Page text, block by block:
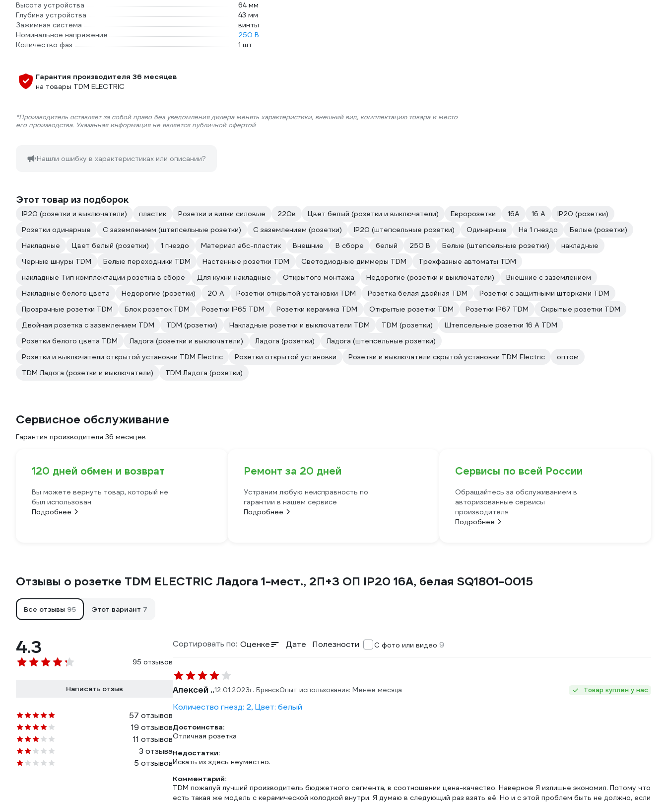
Высота устройства
64 мм
Глубина устройства
43 мм
Зажимная система
винты
Номинальное напряжение
250 В
Количество фаз
1 шт
Гарантия производителя 36 месяцев
на товары TDM ELECTRIC
*Производитель оставляет за собой право без уведомления дилера менять характеристики, внешний вид, комплектацию товара и место
его производства. Указанная информация не является публичной офертой
Нашли ошибку в характеристиках или описании?
Этот товар из подборок
IP20 (розетки и выключатели) пластик Розетки и вилки силовые 220в Цвет белый (розетки и выключатели) Евророзетки 16А 16 А
IP20 (розетки)
Розетки одинарные
С заземлением (штепсельные розетки) С заземлением (розетки) IP20 (штепсельные розетки) Одинарные На 1 гнездо
Белые (розетки)
Накладные
Цвет белый (розетки) 1 гнездо Материал абс-пластик Внешние В сборе белый 250 В Белые (штепсельные розетки)
накладные
Черные шнуры TDM
Белые переходники TDM Настенные розетки TDM Светодиодные диммеры TDM
Трехфазные автоматы TDM
накладные Тип комплектации розетка в сборе
Для кухни накладные Открытого монтажа Недорогие (розетки и выключатели)
Внешние с заземлением
Накладные белого цвета
Недорогие (розетки) 20 А Розетки открытой установки TDM Розетка белая двойная TDM
Розетки с защитными шторками TDM
Прозрачные розетки TDM
Блок розеток TDM Розетки IP65 TDM Розетки керамика TDM Открытые розетки TDM Розетки IP67 TDM
Скрытые розетки TDM
Двойная розетка с заземлением TDM
TDM (розетки) Накладные розетки и выключатели TDM TDM (розетки)
Штепсельные розетки 16 А TDM
Розетки белого цвета TDM
Ладога (розетки и выключатели) Ладога (розетки)
Ладога (штепсельные розетки)
Розетки и выключатели открытой установки TDM Electric
Розетки открытой установки Розетки и выключатели скрытой установки TDM Electric
оптом
TDM Ладога (розетки и выключатели)
TDM Ладога (розетки)
Сервисное обслуживание
Гарантия производителя 36 месяцев
120 дней обмен и возврат
Вы можете вернуть товар, который не
был использован
Подробнее
Ремонт за 20 дней
Устраним любую неисправность по
гарантии в нашем сервисе
Подробнее
Сервисы по всей России
Обращайтесь за обслуживанием в
авторизованные сервисы
производителя
Подробнее
Отзывы о розетке TDM ELECTRIC Ладога 1-мест., 2П+З ОП IP20 16А, белая SQ1801-0015
Все отзывы 95 Этот вариант 7
4.3
95 отзывов
Написать отзыв
57 отзывов
19 отзывов
11 отзывов
3 отзыва
5 отзывов
Сортировать по: Оценке Дате Полезности С фото или видео 9
Алексей ..12.01.2023г. БрянскОпыт использования: Менее месяца Товар куплен у нас
Количество гнезд: 2, Цвет: белый
Достоинства:
Отличная розетка
Недостатки:
Искать их здесь неуместно.
Комментарий:
TDM пожалуй лучший производитель бюджетного сегмента, в соотношении цена-качество. Наверное Я излишне экономил. Потому что
есть такая же модель с керамической колодкой внутри. Я думаю в следующий раз взять её. Но и с этой проблем быть не должно, если